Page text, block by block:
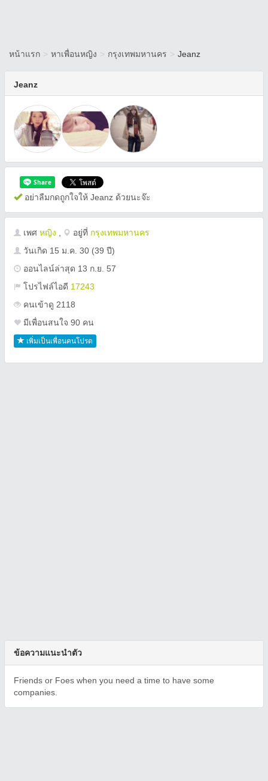
หน้าแรก > หาเพื่อนหญิง > กรุงเทพมหานคร > Jeanz
Jeanz
อย่าลืมกดถูกใจให้ Jeanz ด้วยนะจ๊ะ
เพศ หญิง อยู่ที่ กรุงเทพมหานคร
วันเกิด 15 ม.ค. 30 (39 ปี)
ออนไลน์ล่าสุด 13 ก.ย. 57
โปรไฟล์ไอดี 17243
คนเข้าดู 2118
มีเพื่อนสนใจ 90 คน
เพิ่มเป็นเพื่อนคนโปรด
ข้อความแนะนำตัว
Friends or Foes when you need a time to have some
companies.